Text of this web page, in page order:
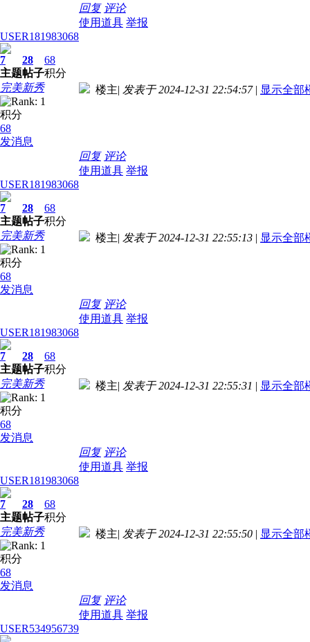
回复 评论
使用道具 举报
USER181983068
7
主题
28
帖子
68
积分
完美新秀
积分
68
发消息
楼主| 发表于 2024-12-31 22:54:57 | 显示全部
回复 评论
使用道具 举报
USER181983068
7
主题
28
帖子
68
积分
完美新秀
积分
68
发消息
楼主| 发表于 2024-12-31 22:55:13 | 显示全部
回复 评论
使用道具 举报
USER181983068
7
主题
28
帖子
68
积分
完美新秀
积分
68
发消息
楼主| 发表于 2024-12-31 22:55:31 | 显示全部
回复 评论
使用道具 举报
USER181983068
7
主题
28
帖子
68
积分
完美新秀
积分
68
发消息
楼主| 发表于 2024-12-31 22:55:50 | 显示全部
回复 评论
使用道具 举报
USER534956739